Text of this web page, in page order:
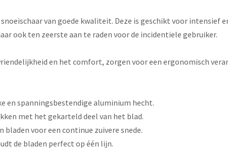
snoeischaar van goede kwaliteit. Deze is geschikt voor
ook ten zeerste aan te raden voor de incidentiele gebruiker.
en het comfort, zorgen voor een ergonomisch
en spanningsbestendige aluminium hecht.
met het gekarteld deel van het blad.
bladen voor een continue zuivere snede.
de bladen perfect op één lijn.